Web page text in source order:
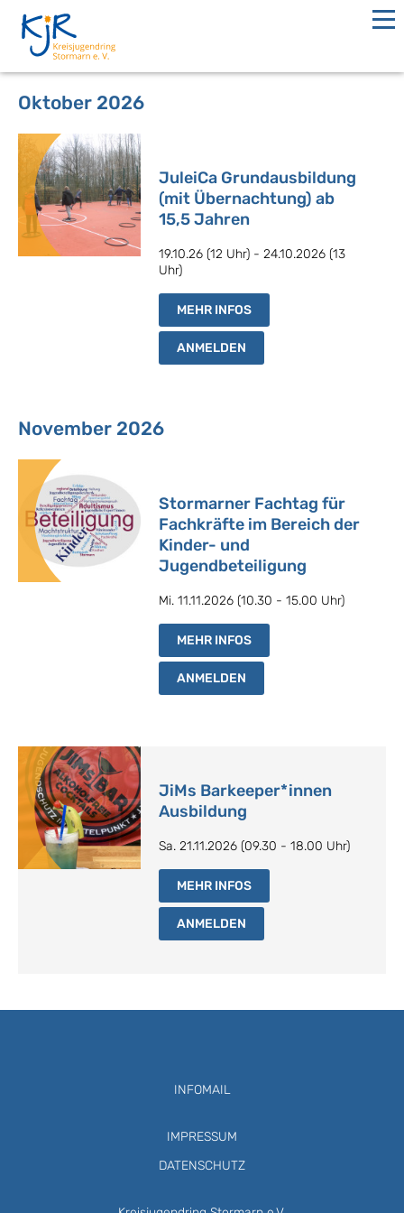
Oktober 2026
JuleiCa Grundausbildung
(mit Übernachtung) ab
15,5 Jahren
19.10.26 (12 Uhr) - 24.10.2026 (13
Uhr)
MEHR INFOS
ANMELDEN
November 2026
Stormarner Fachtag für
Fachkräfte im Bereich der
Kinder- und
Jugendbeteiligung
Mi. 11.11.2026 (10.30 - 15.00 Uhr)
MEHR INFOS
ANMELDEN
JiMs Barkeeper*innen
Ausbildung
Sa. 21.11.2026 (09.30 - 18.00 Uhr)
MEHR INFOS
ANMELDEN
INFOMAIL
IMPRESSUM
DATENSCHUTZ